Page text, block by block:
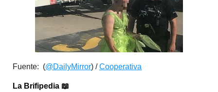
Fuente: (@DailyMirror) /Cooperativa
La Brifipedia 📖